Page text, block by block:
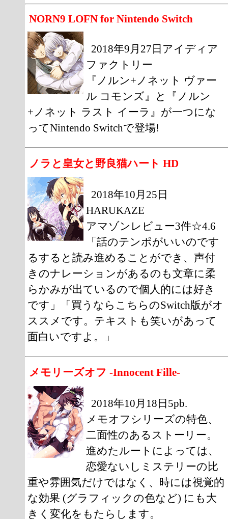
NORN9 LOFN for Nintendo Switch
2018年9月27日アイディア
ファクトリー
『ノルン+ノネット ヴァー
ル コモンズ』と『ノルン
+ノネット ラスト イーラ』が一つにな
ってNintendo Switchで登場!
ノラと皇女と野良猫ハート HD
2018年10月25日
HARUKAZE
アマゾンレビュー3件☆4.6
「話のテンポがいいのです
るすると読み進めることができ、声付
きのナレーションがあるのも文章に柔
らかみが出ているので個人的には好き
です」「買うならこちらのSwitch版がオ
ススメです。テキストも笑いがあって
面白いですよ。」
メモリーズオフ -Innocent Fille-
2018年10月18日5pb.
メモオフシリーズの特色、
二面性のあるストーリー。
進めたルートによっては、
恋愛ないしミステリーの比
重や雰囲気だけではなく、時には視覚的
な効果 (グラフィックの色など) にも大
きく変化をもたらします。